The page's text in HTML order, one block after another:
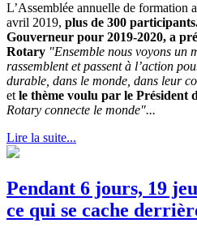
L’Assemblée annuelle de formation
avril 2019, plus de 300
Gouverneur pour 2019-2020, a
Rotary "Ensemble nous voyons un
rassemblent et passent à l’action
durable, dans le monde, dans leur
et le thème voulu par le
Rotary connecte le monde"...
Lire la suite...
Pendant 6 jours, 19
ce qui se cache